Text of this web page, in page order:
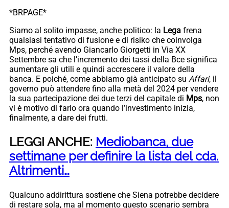
*BRPAGE*
Siamo al solito impasse, anche politico: la Lega frena
qualsiasi tentativo di fusione e di risiko che coinvolga
Mps, perché avendo Giancarlo Giorgetti in Via XX
Settembre sa che l’incremento dei tassi della Bce significa
aumentare gli utili e quindi accrescere il valore della
banca. E poiché, come abbiamo già anticipato su Affari, il
governo può attendere fino alla metà del 2024 per vendere
la sua partecipazione dei due terzi del capitale di Mps, non
vi è motivo di farlo ora quando l’investimento inizia,
finalmente, a dare dei frutti.
LEGGI ANCHE: Mediobanca, due
settimane per definire la lista del cda.
Altrimenti…
Qualcuno addirittura sostiene che Siena potrebbe decidere
di restare sola, ma al momento questo scenario sembra